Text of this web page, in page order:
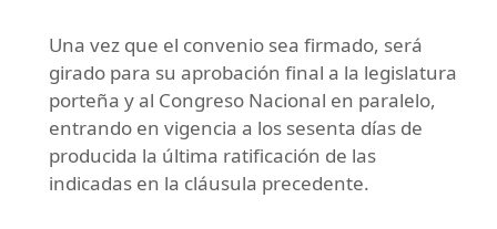
Una vez que el convenio sea firmado, será
girado para su aprobación final a la legislatura
porteña y al Congreso Nacional en paralelo,
entrando en vigencia a los sesenta días de
producida la última ratificación de las
indicadas en la cláusula precedente.